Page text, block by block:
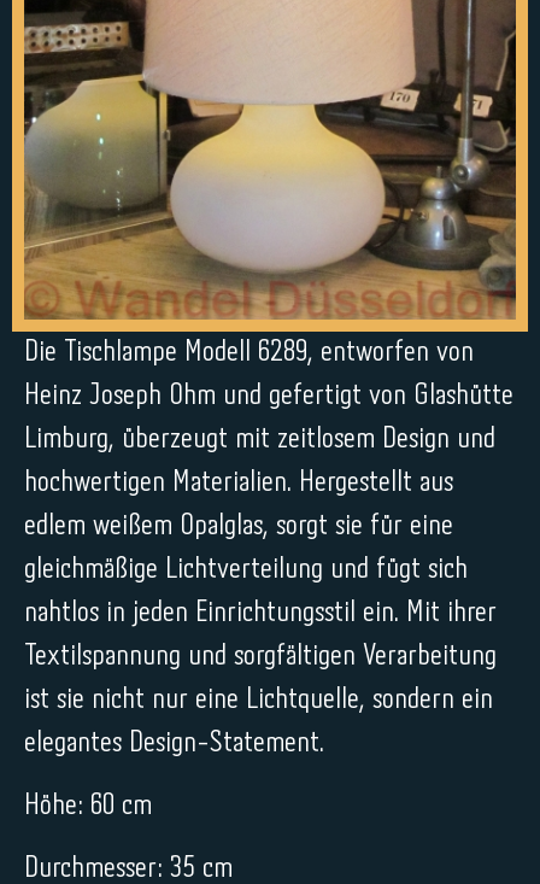
Die Tischlampe Modell 6289, entworfen von
Heinz Joseph Ohm und gefertigt von Glashütte
Limburg, überzeugt mit zeitlosem Design und
hochwertigen Materialien. Hergestellt aus
edlem weißem Opalglas, sorgt sie für eine
gleichmäßige Lichtverteilung und fügt sich
nahtlos in jeden Einrichtungsstil ein. Mit ihrer
Textilspannung und sorgfältigen Verarbeitung
ist sie nicht nur eine Lichtquelle, sondern ein
elegantes Design-Statement.
Höhe: 60 cm
Durchmesser: 35 cm